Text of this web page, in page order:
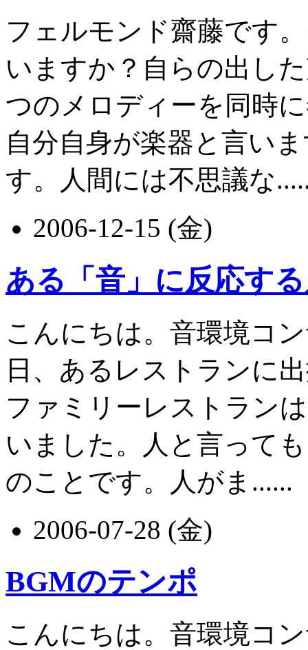
フェルモンド齋藤です
いますか？自らの出し
つのメロディーを同時
自分自身が楽器と言い
す。人間には不思議な
2006-12-15 (金)
ある「音」に反応す
こんにちは。音環境コ
日、あるレストランに
ファミリーレストラン
いました。人と言って
のことです。人がま......
2006-07-28 (金)
BGMのテンポ
こんにちは。音環境コ